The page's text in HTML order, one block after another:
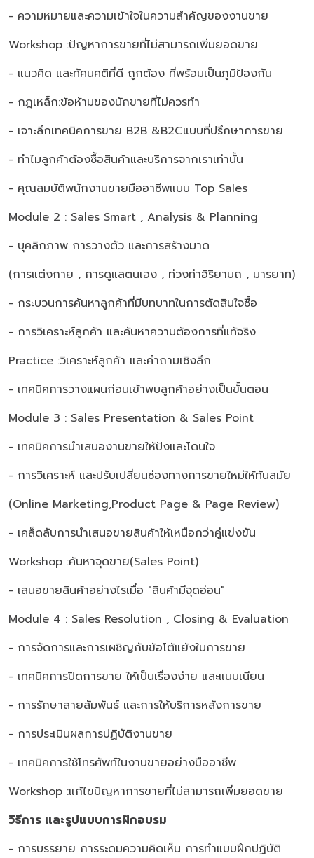
- ความหมายและความเข้าใจในความสำคัญของงานขาย
Workshop :ปัญหาการขายที่ไม่สามารถเพิ่มยอดขาย
- แนวคิด และทัศนคติที่ดี ถูกต้อง ที่พร้อมเป็นภูมิป้องกัน
- กฎเหล็ก:ข้อห้ามของนักขายที่ไม่ควรทำ
- เจาะลึกเทคนิคการขาย B2B &B2Cแบบที่ปรึกษาการขาย
- ทำไมลูกค้าต้องซื้อสินค้าและบริการจากเราเท่านั้น
- คุณสมบัติพนักงานขายมืออาชีพแบบ Top Sales
Module 2 : Sales Smart , Analysis & Planning
- บุคลิกภาพ การวางตัว และการสร้างมาด
(การแต่งกาย , การดูแลตนเอง , ท่วงท่าอิริยาบถ , มารยาท)
- กระบวนการค้นหาลูกค้าที่มีบทบาทในการตัดสินใจซื้อ
- การวิเคราะห์ลูกค้า และค้นหาความต้องการที่แท้จริง
Practice :วิเคราะห์ลูกค้า และคำถามเชิงลึก
- เทคนิคการวางแผนก่อนเข้าพบลูกค้าอย่างเป็นขั้นตอน
Module 3 : Sales Presentation & Sales Point
- เทคนิคการนำเสนองานขายให้ปังและโดนใจ
- การวิเคราะห์ และปรับเปลี่ยนช่องทางการขายใหม่ให้ทันสมัย
(Online Marketing,Product Page & Page Review)
- เคล็ดลับการนำเสนอขายสินค้าให้เหนือกว่าคู่แข่งขัน
Workshop :ค้นหาจุดขาย(Sales Point)
- เสนอขายสินค้าอย่างไรเมื่อ "สินค้ามีจุดอ่อน"
Module 4 : Sales Resolution , Closing & Evaluation
- การจัดการและการเผชิญกับข้อโต้แย้งในการขาย
- เทคนิคการปิดการขาย ให้เป็นเรื่องง่าย และแนบเนียน
- การรักษาสายสัมพันธ์ และการให้บริการหลังการขาย
- การประเมินผลการปฏิบัติงานขาย
- เทคนิคการใช้โทรศัพท์ในงานขายอย่างมืออาชีพ
Workshop :แก้ไขปัญหาการขายที่ไม่สามารถเพิ่มยอดขาย
วิธีการ และรูปแบบการฝึกอบรม
- การบรรยาย การระดมความคิดเห็น การทำแบบฝึกปฏิบัติ